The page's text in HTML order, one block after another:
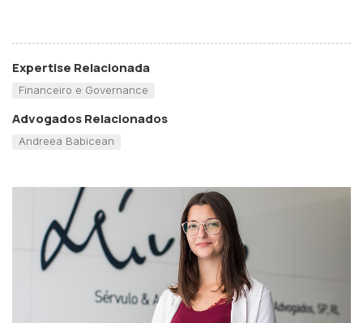
Expertise Relacionada
Financeiro e Governance
Advogados Relacionados
Andreea Babicean